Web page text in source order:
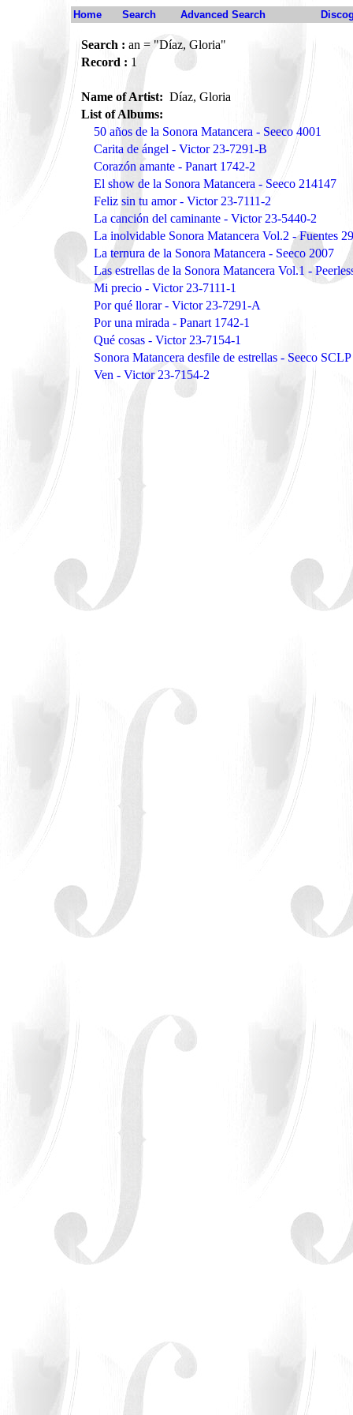
Home Search Advanced Search
Search : an = "Díaz, Gloria"
Record : 1
Name of Artist: Díaz, Gloria
List of Albums:
50 años de la Sonora Matancera - Seeco 4001
Carita de ángel - Victor 23-7291-B
Corazón amante - Panart 1742-2
El show de la Sonora Matancera - Seeco 214147
Feliz sin tu amor - Victor 23-7111-2
La canción del caminante - Victor 23-5440-2
La inolvidable Sonora Matancera Vol.2 - Fuentes
La ternura de la Sonora Matancera - Seeco 2007
Las estrellas de la Sonora Matancera Vol.1 -
Mi precio - Victor 23-7111-1
Por qué llorar - Victor 23-7291-A
Por una mirada - Panart 1742-1
Qué cosas - Victor 23-7154-1
Sonora Matancera desfile de estrellas - Seeco
Ven - Victor 23-7154-2